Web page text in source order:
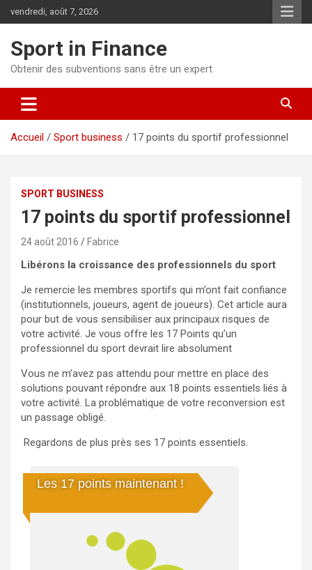
vendredi, août 7, 2026
Sport in Finance
Obtenir des subventions sans être un expert
Accueil Sport business 17 points du sportif professionnel
SPORT BUSINESS
17 points du sportif professionnel
24 août 2016 Fabrice
Libérons la croissance des professionnels du sport
Je remercie les membres sportifs qui m’ont fait confiance
(institutionnels, joueurs, agent de joueurs). Cet article aura
pour but de vous sensibiliser aux principaux risques de
votre activité. Je vous offre les 17 Points qu’un
professionnel du sport devrait lire absolument
Vous ne m’avez pas attendu pour mettre en place des
solutions pouvant répondre aux 18 points essentiels liés à
votre activité. La problématique de votre reconversion est
un passage obligé.
Regardons de plus près ses 17 points essentiels.